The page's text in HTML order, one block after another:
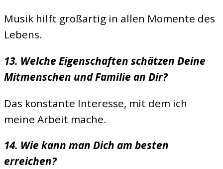
Musik hilft großartig in allen Momente des
Lebens.
13. Welche Eigenschaften schätzen Deine
Mitmenschen und Familie an Dir?
Das konstante Interesse, mit dem ich
meine Arbeit mache.
14. Wie kann man Dich am besten
erreichen?